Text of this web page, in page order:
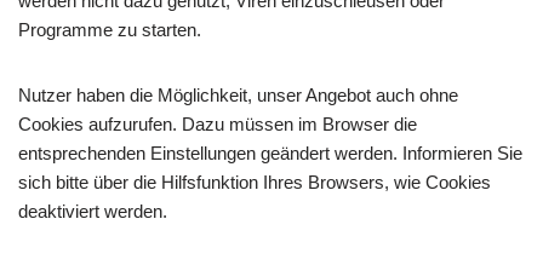
Programme zu starten.
Nutzer haben die Möglichkeit, unser Angebot auch ohne
Cookies aufzurufen. Dazu müssen im Browser die
entsprechenden Einstellungen geändert werden. Informieren Sie
sich bitte über die Hilfsfunktion Ihres Browsers, wie Cookies
deaktiviert werden.